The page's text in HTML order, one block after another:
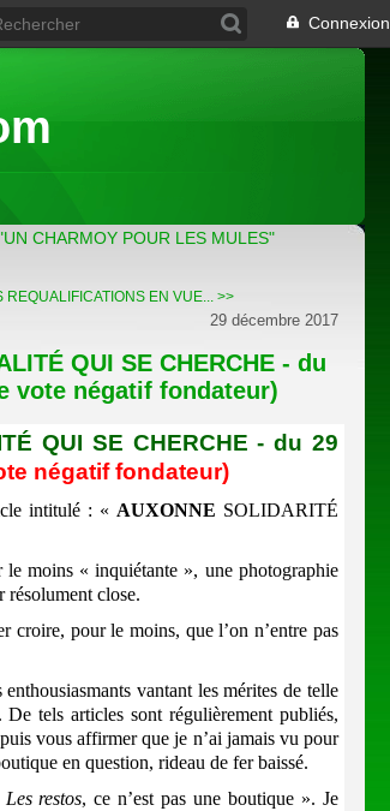
Connexion
CHARMOY POUR LES MULES"
REQUALIFICATIONS EN VUE... >>
29 décembre 2017
QUI SE CHERCHE - du
vote négatif fondateur)
QUI SE CHERCHE - du 29
négatif fondateur)
intitulé : « AUXONNE SOLIDARITÉ
moins « inquiétante », une photographie
résolument close.
pour le moins, que l’on n’entre pas
enthousiasmants vantant les mérites de telle
tels articles sont régulièrement publiés,
vous affirmer que je n’ai jamais vu pour
en question, rideau de fer baissé.
Les restos, ce n’est pas une boutique ». Je